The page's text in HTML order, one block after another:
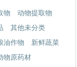
物
动物提取物
其他未分类
油作物
新鲜蔬菜
物原药材